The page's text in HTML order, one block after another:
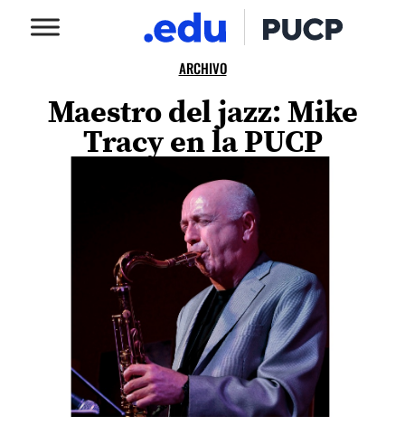
ARCHIVO
Maestro del jazz: Mike
Tracy en la PUCP